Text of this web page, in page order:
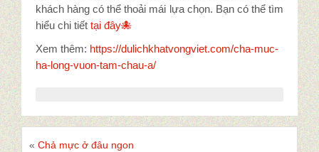
khách hàng có thể thoải mái lựa chọn. Bạn có thể tìm
hiểu chi tiết tại đây🐙
Xem thêm: https://dulichkhatvongviet.com/cha-muc-
ha-long-vuon-tam-chau-a/
« Chả mực ở đâu ngon